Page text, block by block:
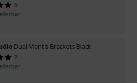
5
Dual Mantis Brackets Black
7